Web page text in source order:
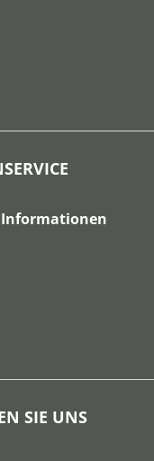
Informationen
SIE UNS